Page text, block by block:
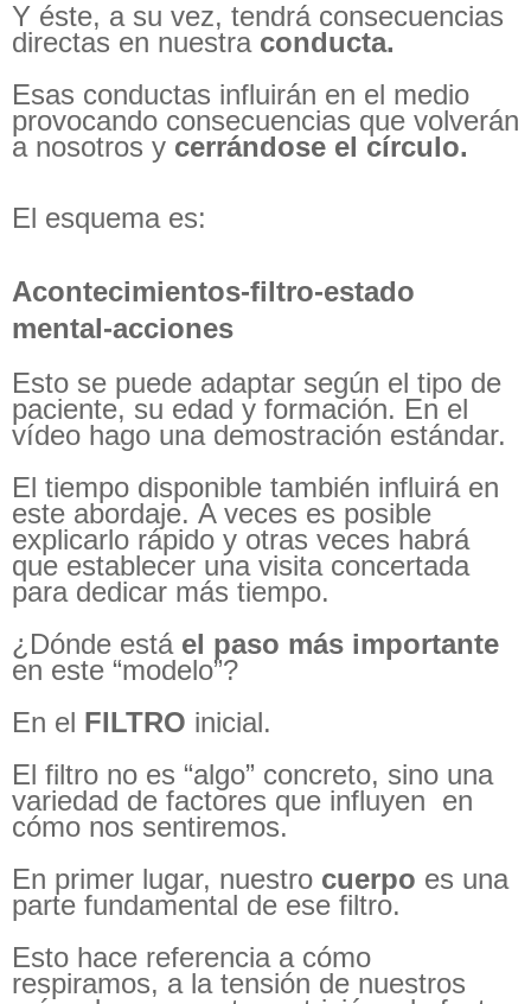
Y éste, a su vez, tendrá consecuencias
directas en nuestra conducta.
Esas conductas influirán en el medio
provocando consecuencias que volverán
a nosotros y cerrándose el círculo.
El esquema es:
Acontecimientos-filtro-estado
mental-acciones
Esto se puede adaptar según el tipo de
paciente, su edad y formación. En el
vídeo hago una demostración estándar.
El tiempo disponible también influirá en
este abordaje. A veces es posible
explicarlo rápido y otras veces habrá
que establecer una visita concertada
para dedicar más tiempo.
¿Dónde está el paso más importante
en este “modelo”?
En el FILTRO inicial.
El filtro no es “algo” concreto, sino una
variedad de factores que influyen en
cómo nos sentiremos.
En primer lugar, nuestro cuerpo es una
parte fundamental de ese filtro.
Esto hace referencia a cómo
respiramos, a la tensión de nuestros